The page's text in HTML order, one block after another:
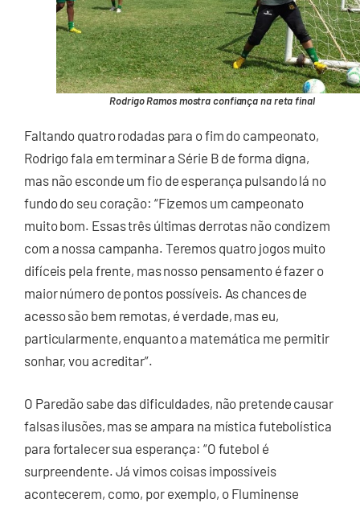
Rodrigo Ramos mostra confiança na reta final
Faltando quatro rodadas para o fim do campeonato,
Rodrigo fala em terminar a Série B de forma digna,
mas não esconde um fio de esperança pulsando lá no
fundo do seu coração: “Fizemos um campeonato
muito bom. Essas três últimas derrotas não condizem
com a nossa campanha. Teremos quatro jogos muito
difíceis pela frente, mas nosso pensamento é fazer o
maior número de pontos possíveis. As chances de
acesso são bem remotas, é verdade, mas eu,
particularmente, enquanto a matemática me permitir
sonhar, vou acreditar”.
O Paredão sabe das dificuldades, não pretende causar
falsas ilusões, mas se ampara na mística futebolística
para fortalecer sua esperança: “O futebol é
surpreendente. Já vimos coisas impossíveis
acontecerem, como, por exemplo, o Fluminense